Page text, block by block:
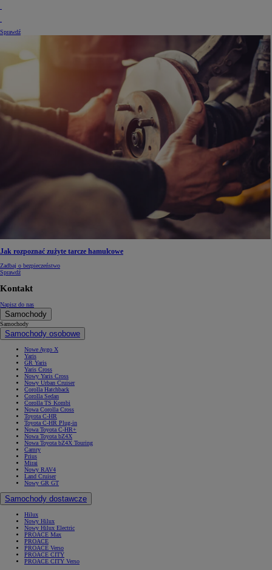
Sprawdź
Jak rozpoznać zużyte tarcze hamulcowe
Zadbaj o bezpieczeństwo
Sprawdź
Kontakt
Napisz do nas
Samochody
Samochody
Samochody osobowe
Nowe Aygo X
Yaris
GR Yaris
Yaris Cross
Nowy Yaris Cross
Nowy Urban Cruiser
Corolla Hatchback
Corolla Sedan
Corolla TS Kombi
Nowa Corolla Cross
Toyota C-HR
Toyota C-HR Plug-in
Nowa Toyota C-HR+
Nowa Toyota bZ4X
Nowa Toyota bZ4X Touring
Camry
Prius
Mirai
Nowy RAV4
Land Cruiser
Nowy GR GT
Samochody dostawcze
Hilux
Nowy Hilux
Nowy Hilux Electric
PROACE Max
PROACE
PROACE Verso
PROACE CITY
PROACE CITY Verso